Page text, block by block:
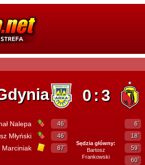
0:3
Nalepa 46`
Młyński 46`
Marciniak 87`
Sędzia główny:
Bartosz
Frankowski
6`
18`
59`
60`